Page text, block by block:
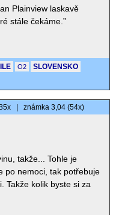
Plainview laskavě
stále čekáme.”
O2
SLOVENSKO
známka 3,04 (54x)
takže... Tohle je
po nemoci, tak potřebuje
Takže kolik byste si za